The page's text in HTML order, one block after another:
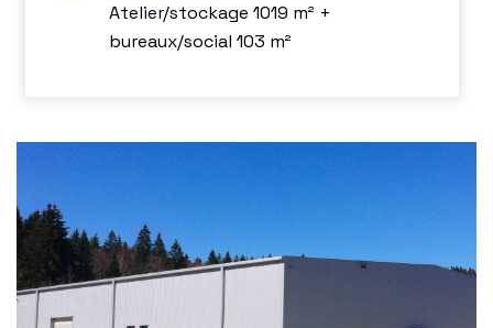
Atelier/stockage 1019 m² +
bureaux/social 103 m²